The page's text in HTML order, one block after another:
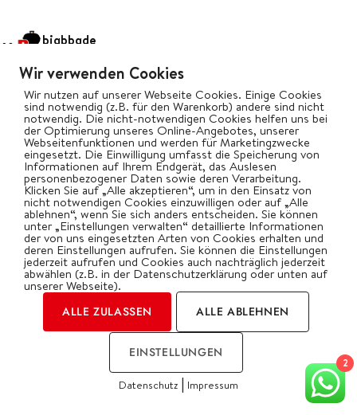
bigbbqde
MEHR LADEN...
2
Wir verwenden Cookies
Wir nutzen auf unserer Webseite Cookies. Einige Cookies
sind notwendig (z.B. für den Warenkorb) andere sind nicht
notwendig. Die nicht-notwendigen Cookies helfen uns bei
der Optimierung unseres Online-Angebotes, unserer
Webseitenfunktionen und werden für Marketingzwecke
eingesetzt. Die Einwilligung umfasst die Speicherung von
Informationen auf Ihrem Endgerät, das Auslesen
personenbezogener Daten sowie deren Verarbeitung.
Klicken Sie auf „Alle akzeptieren“, um in den Einsatz von
nicht notwendigen Cookies einzuwilligen oder auf „Alle
ablehnen“, wenn Sie sich anders entscheiden. Sie können
unter „Einstellungen verwalten“ detaillierte Informationen
der von uns eingesetzten Arten von Cookies erhalten und
deren Einstellungen aufrufen. Sie können die Einstellungen
jederzeit aufrufen und Cookies auch nachträglich jederzeit
abwählen (z.B. in der Datenschutzerklärung oder unten auf
unserer Webseite).
ALLE ZULASSEN ALLE ABLEHNEN
EINSTELLUNGEN
Datenschutz | Impressum